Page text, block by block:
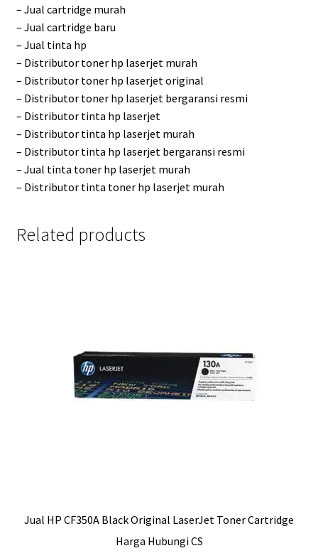
– Jual cartridge murah
– Jual cartridge baru
– Jual tinta hp
– Distributor toner hp laserjet murah
– Distributor toner hp laserjet original
– Distributor toner hp laserjet bergaransi resmi
– Distributor tinta hp laserjet
– Distributor tinta hp laserjet murah
– Distributor tinta hp laserjet bergaransi resmi
– Jual tinta toner hp laserjet murah
– Distributor tinta toner hp laserjet murah
Related products
Jual HP CF350A Black Original LaserJet Toner Cartridge
Harga Hubungi CS